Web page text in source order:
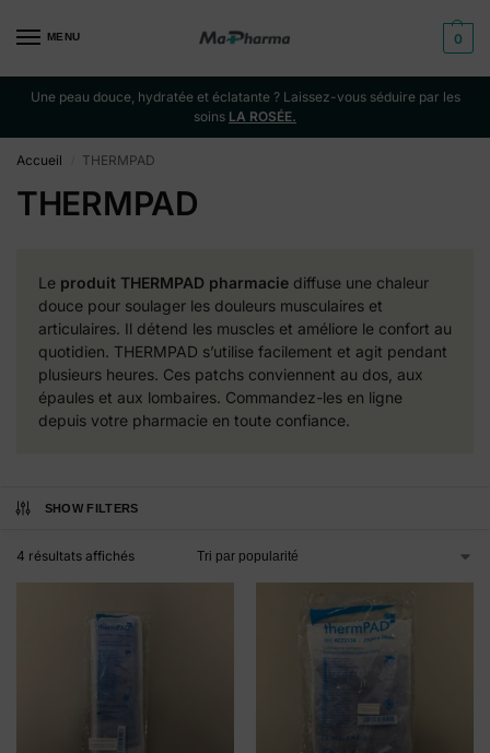
MENU 0
Une peau douce, hydratée et éclatante ? Laissez-vous séduire par les
soins LA ROSÉE.
Accueil THERMPAD
THERMPAD
Le produit THERMPAD pharmacie diffuse une chaleur
douce pour soulager les douleurs musculaires et
articulaires. Il détend les muscles et améliore le confort au
quotidien. THERMPAD s’utilise facilement et agit pendant
plusieurs heures. Ces patchs conviennent au dos, aux
épaules et aux lombaires. Commandez-les en ligne
depuis votre pharmacie en toute confiance.
SHOW FILTERS
4 résultats affichés